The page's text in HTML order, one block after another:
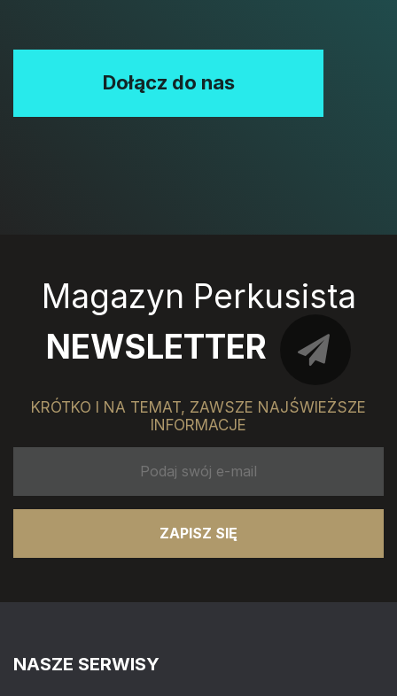
Dołącz do nas
Magazyn Perkusista
NEWSLETTER
KRÓTKO I NA TEMAT, ZAWSZE NAJŚWIEŻSZE
INFORMACJE
ZAPISZ SIĘ
NASZE SERWISY